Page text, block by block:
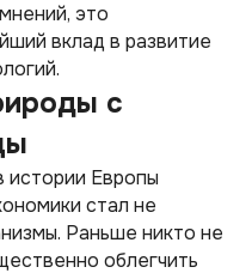
это
вклад в развитие
с
истории Европы
стал не
Раньше никто не
облегчить